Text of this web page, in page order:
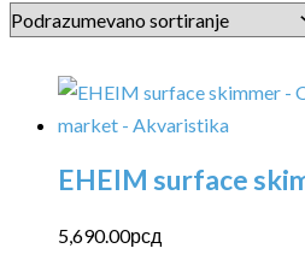
EHEIM surface
5,690.00рсд